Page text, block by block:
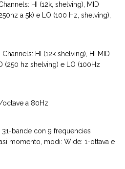
HI (12k, shelving), MID
a 5k) e LO (100 Hz, shelving),
HI (12k shelving), HI MID
(250 hz shelving) e LO (100Hz
octave a 80Hz
31-bande con 9 frequencies
momento, modi: Wide: 1-ottava e